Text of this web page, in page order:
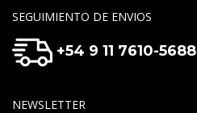
SEGUIMIENTO DE ENVIOS
+54 9 11 7610-5688
NEWSLETTER